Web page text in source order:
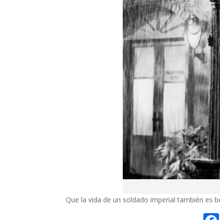
Que la vida de un soldado imperial también es